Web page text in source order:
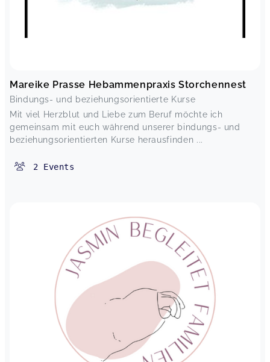
Mareike Prasse Hebammenpraxis Storchennest
Bindungs- und beziehungsorientierte Kurse
Mit viel Herzblut und Liebe zum Beruf möchte ich
gemeinsam mit euch während unserer bindungs- und
beziehungsorientierten Kurse herausfinden ...
2 Events